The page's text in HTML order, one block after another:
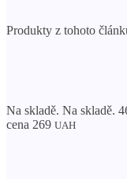
Produkty z tohoto
Na skladě. Na skladě.
cena 269 UAH